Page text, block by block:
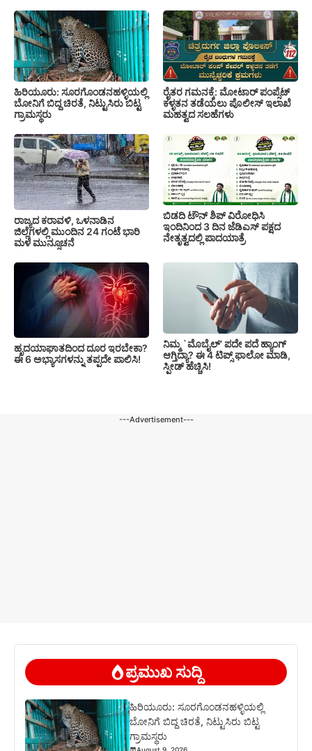
ಹಿರಿಯೂರು: ಸೂರಗೊಂಡನಹಳ್ಳಿಯಲ್ಲಿ
ಬೋನಿಗೆ ಬಿದ್ದ ಚಿರತೆ, ನಿಟ್ಟುಸಿರು ಬಿಟ್ಟ
ಗ್ರಾಮಸ್ಥರು
ರೈತರ ಗಮನಕ್ಕೆ: ಮೋಟಾರ್ ಪಂಪ್ಸೆಟ್
ಕಳ್ಳತನ ತಡೆಯಲು ಪೊಲೀಸ್ ಇಲಾಖೆ
ಮಹತ್ವದ ಸಲಹೆಗಳು
ರಾಜ್ಯದ ಕರಾವಳಿ, ಒಳನಾಡಿನ
ಜಿಲ್ಲೆಗಳಲ್ಲಿ ಮುಂದಿನ 24 ಗಂಟೆ ಭಾರಿ
ಮಳೆ ಮುನ್ಸೂಚನೆ
ಬಿಡದಿ ಟೌನ್ ಶಿಪ್ ವಿರೋಧಿಸಿ
ಇಂದಿನಿಂದ 3 ದಿನ ಜೆಡಿಎಸ್ ಪಕ್ಷದ
ನೇತೃತ್ವದಲ್ಲಿ ಪಾದಯಾತ್ರೆ
ಹೃದಯಾಘಾತದಿಂದ ದೂರ ಇರಬೇಕಾ?
ಈ 6 ಅಭ್ಯಾಸಗಳನ್ನು ತಪ್ಪದೇ ಪಾಲಿಸಿ!
ನಿಮ್ಮ `ಮೊಬೈಲ್’ ಪದೇ ಪದೆ ಹ್ಯಾಂಗ್
ಆಗ್ತಿದ್ಯಾ? ಈ 4 ಟಿಪ್ಸ್ ಫಾಲೋ ಮಾಡಿ,
ಸ್ಪೀಡ್ ಹೆಚ್ಚಿಸಿ!
---Advertisement---
ಪ್ರಮುಖ ಸುದ್ದಿ
ಹಿರಿಯೂರು: ಸೂರಗೊಂಡನಹಳ್ಳಿಯಲ್ಲಿ
ಬೋನಿಗೆ ಬಿದ್ದ ಚಿರತೆ, ನಿಟ್ಟುಸಿರು ಬಿಟ್ಟ
ಗ್ರಾಮಸ್ಥರು